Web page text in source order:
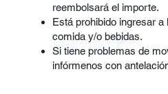
reembolsará el importe.
Está prohibido ingresar
comida y/o bebidas.
Si tiene problemas de
infórmenos con